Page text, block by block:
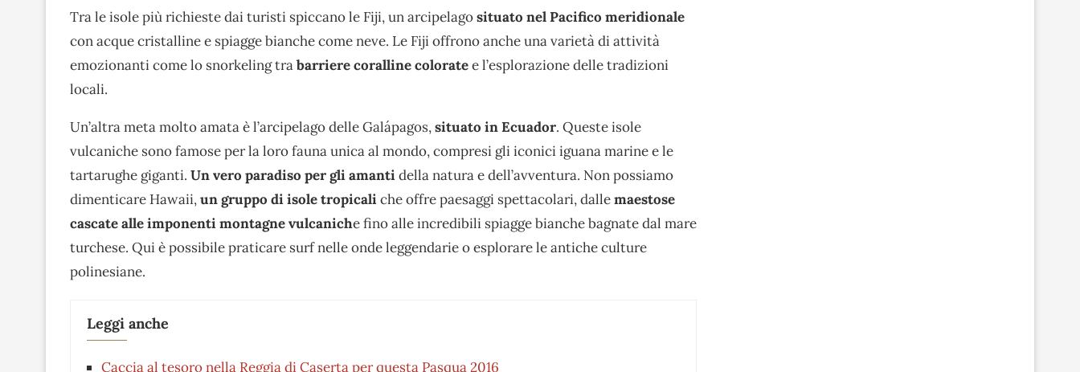
Tra le isole più richieste dai turisti spiccano le Fiji, un arcipelagosituato nel Pacifico meridionale
con acque cristalline e spiagge bianche come neve. Le Fiji offrono anche una varietà di attività
emozionanti come lo snorkeling trabarriere coralline coloratee l’esplorazione delle tradizioni
locali.
Un’altra meta molto amata è l’arcipelago delle Galápagos,situato in Ecuador. Queste isole
vulcaniche sono famose per la loro fauna unica al mondo, compresi gli iconici iguana marine e le
tartarughe giganti. Un vero paradiso per gli amantidella natura e dell’avventura. Non possiamo
dimenticare Hawaii,un gruppo di isole tropicaliche offre paesaggi spettacolari, dallemaestose
cascate alle imponenti montagne vulcaniche fino alle incredibili spiagge bianche bagnate dal mare
turchese. Qui è possibile praticare surf nelle onde leggendarie o esplorare le antiche culture
polinesiane.
Leggi anche
Caccia al tesoro nella Reggia di Caserta per questa Pasqua 2016